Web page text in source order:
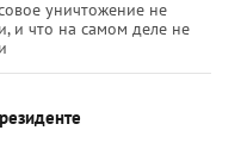
уничтожение не
и что на самом деле не